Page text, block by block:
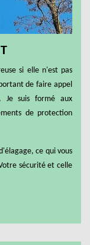
si elle n'est pas
de faire appel
Je suis formé aux
de protection
ce qui vous
sécurité et celle